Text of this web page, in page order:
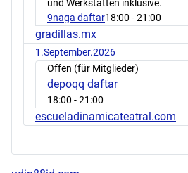
und Werkstätten inklusive.
9naga daftar18:00 - 21:00
gradillas.mx
1.September.2026
Offen (für Mitglieder)
depoqq daftar
18:00 - 21:00
escueladinamicateatral.com